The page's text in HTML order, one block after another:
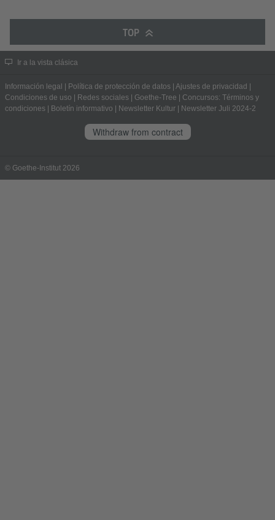
TOP
Ir a la vista clásica
Información legal Política de protección de datos Ajustes de privacidad
Condiciones de uso
Redes sociales Goethe-Tree
Concursos: Términos y
condiciones
Boletín informativo Newsletter Kultur Newsletter Juli 2024-2
Withdraw from contract
© Goethe-Institut 2026